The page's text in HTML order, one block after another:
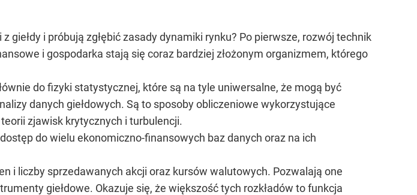
giełdy i próbują zgłębić zasady dynamiki rynku? Po pierwsze, rozwój technik
i gospodarka stają się coraz bardziej złożonym organizmem, którego
do fizyki statystycznej, które są na tyle uniwersalne, że mogą być
danych giełdowych. Są to sposoby obliczeniowe wykorzystujące
zjawisk krytycznych i turbulencji.
do wielu ekonomiczno-finansowych baz danych oraz na ich
i liczby sprzedawanych akcji oraz kursów walutowych. Pozwalają one
giełdowe. Okazuje się, że większość tych rozkładów to funkcja